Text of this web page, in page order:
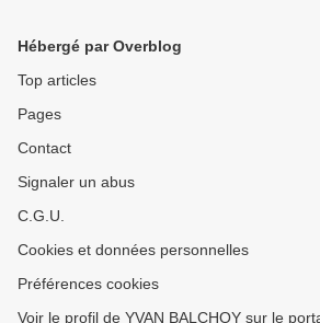
AU VRAI EVANGILE
D'AMOUR DE JESUS.
Hébergé par Overblog
Top articles
Pages
Contact
Signaler un abus
C.G.U.
Cookies et données personnelles
Préférences cookies
Voir le profil de YVAN BALCHOY sur le